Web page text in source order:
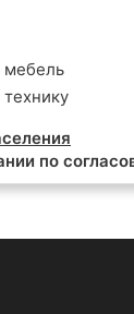
мебель
технику
по